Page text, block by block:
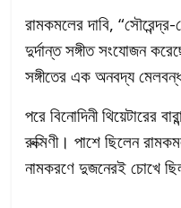
রামকমলের দাবি,
দুর্দান্ত সঙ্গীত সংযোজন
সঙ্গীতের এক অনবদ্য
পরে বিনোদিনী থিয়েটারের
রুক্মিণী। পাশে ছিলেন
নামকরণে দুজনেরই চোখে